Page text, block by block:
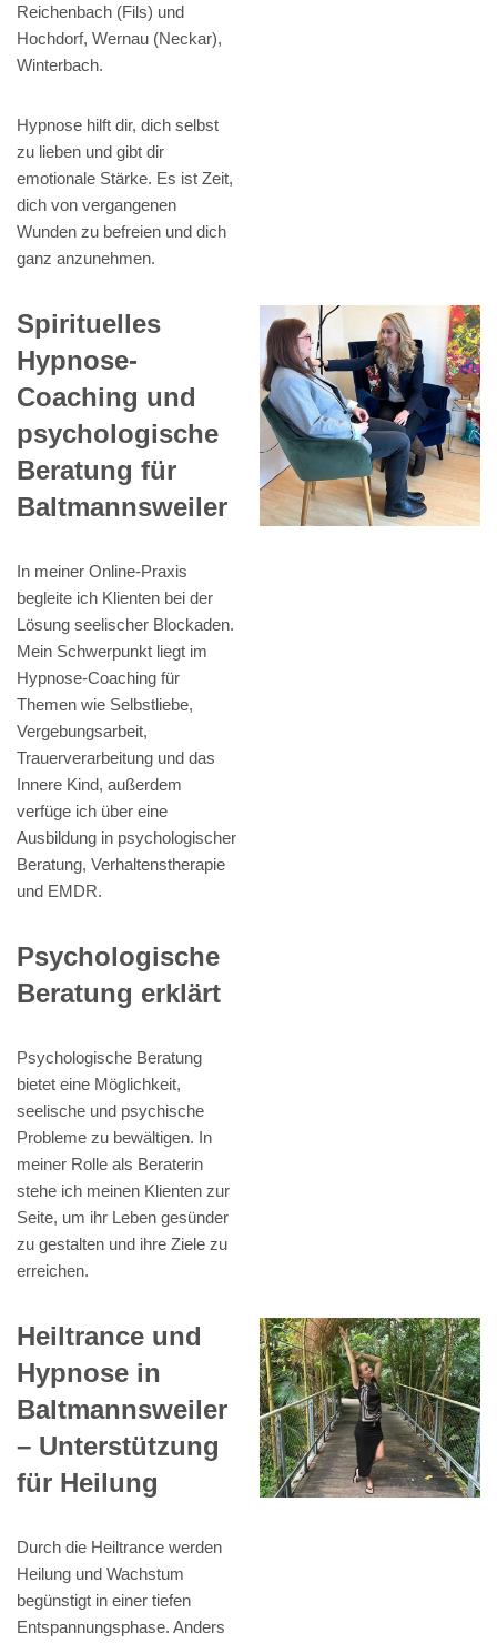
Reichenbach (Fils) und
Hochdorf, Wernau (Neckar),
Winterbach.
Hypnose hilft dir, dich selbst
zu lieben und gibt dir
emotionale Stärke. Es ist Zeit,
dich von vergangenen
Wunden zu befreien und dich
ganz anzunehmen.
Spirituelles
Hypnose-
Coaching und
psychologische
Beratung für
Baltmannsweiler
In meiner Online-Praxis
begleite ich Klienten bei der
Lösung seelischer Blockaden.
Mein Schwerpunkt liegt im
Hypnose-Coaching für
Themen wie Selbstliebe,
Vergebungsarbeit,
Trauerverarbeitung und das
Innere Kind, außerdem
verfüge ich über eine
Ausbildung in psychologischer
Beratung, Verhaltenstherapie
und EMDR.
Psychologische
Beratung erklärt
Psychologische Beratung
bietet eine Möglichkeit,
seelische und psychische
Probleme zu bewältigen. In
meiner Rolle als Beraterin
stehe ich meinen Klienten zur
Seite, um ihr Leben gesünder
zu gestalten und ihre Ziele zu
erreichen.
Heiltrance und
Hypnose in
Baltmannsweiler
– Unterstützung
für Heilung
Durch die Heiltrance werden
Heilung und Wachstum
begünstigt in einer tiefen
Entspannungsphase. Anders